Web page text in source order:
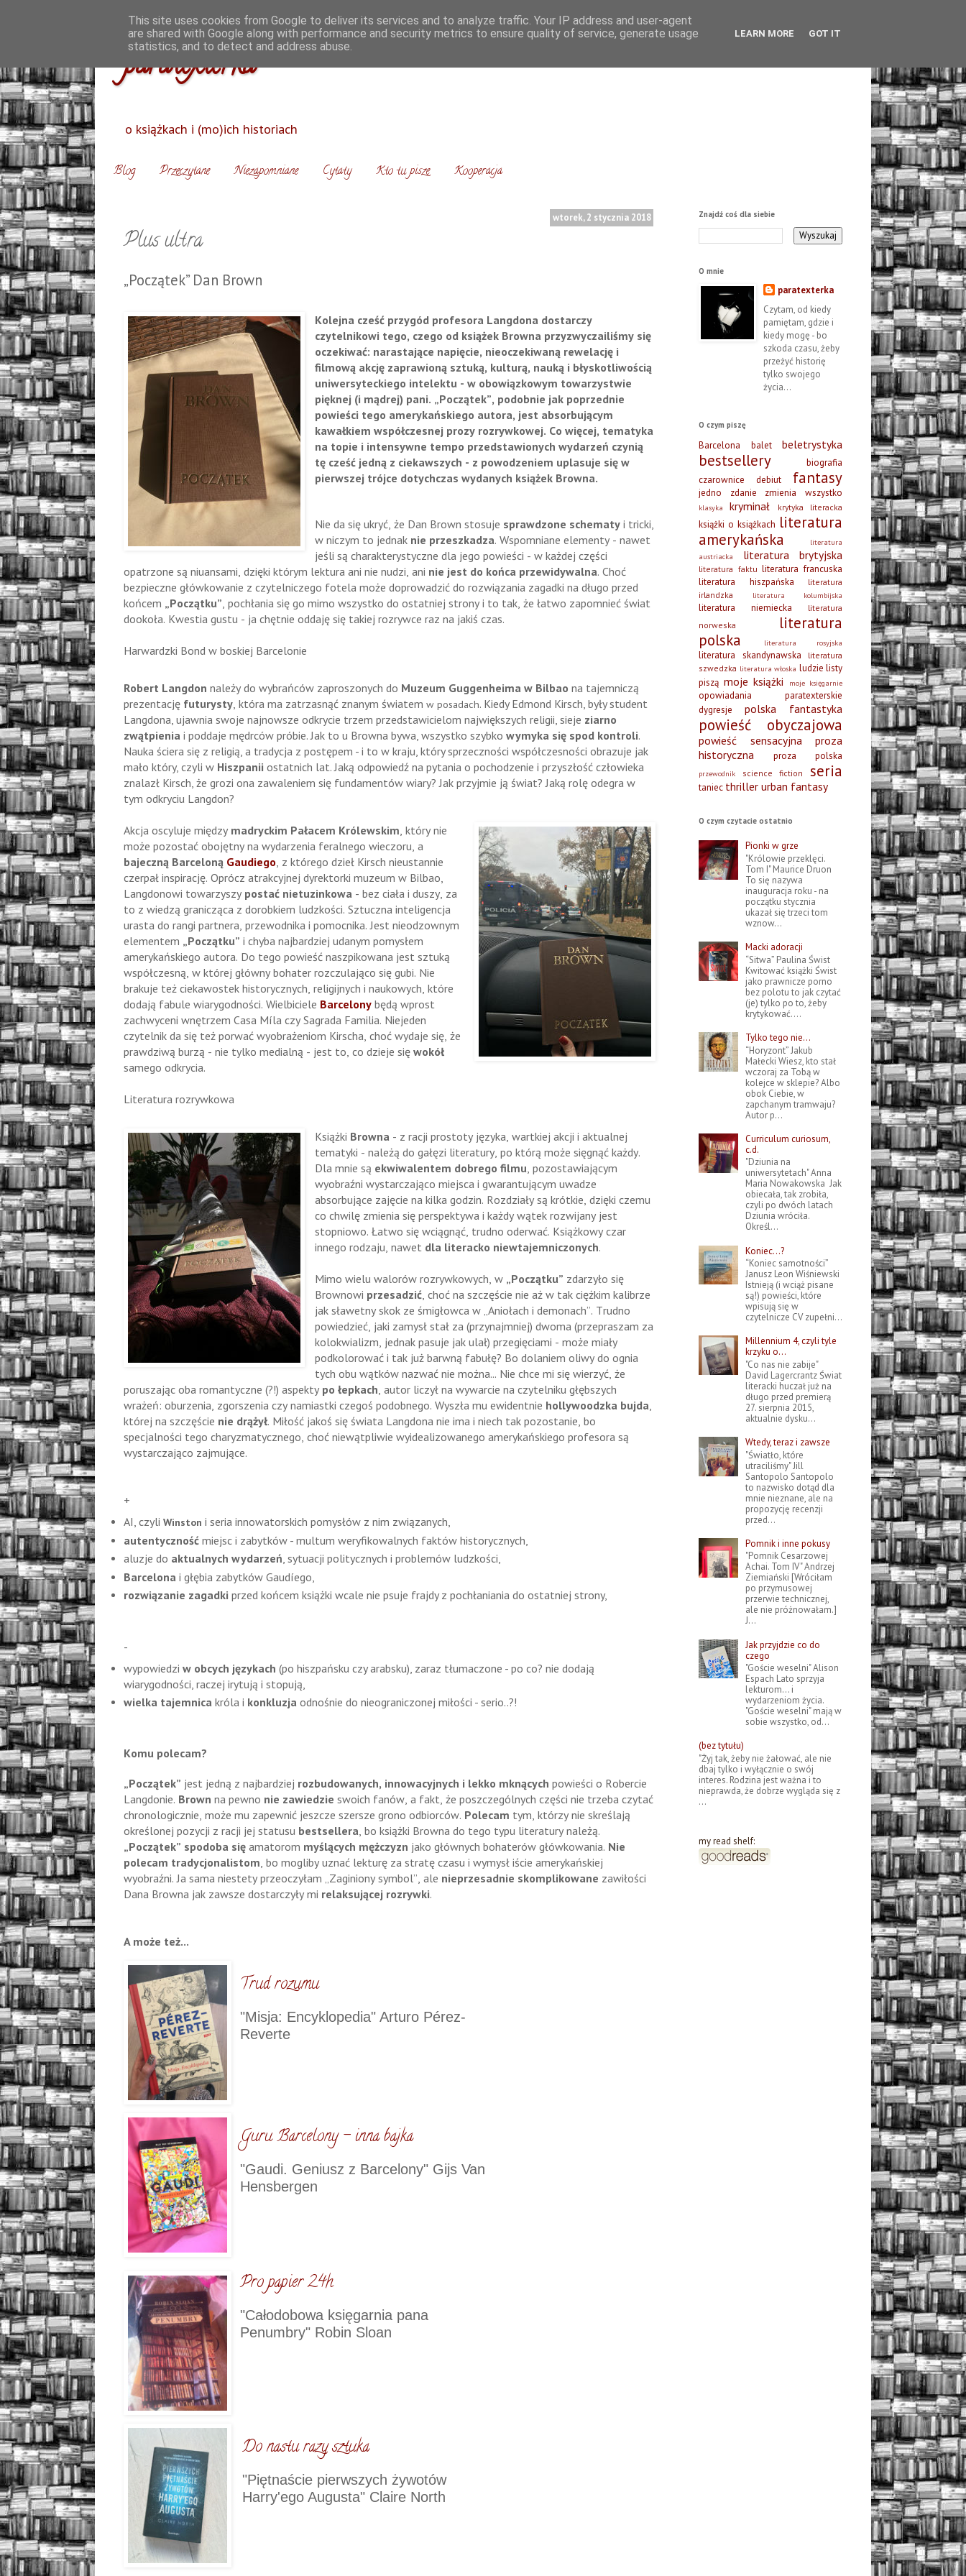
paratexterka
o książkach i (mo)ich historiach
Blog Przeczytane Niezapomniane Cytaty Kto tu pisze Kooperacja
wtorek, 2 stycznia 2018
Plus ultra
„Początek” Dan Brown
Kolejna cześć przygód profesora Langdona dostarczy
czytelnikowi tego, czego od książek Browna przyzwyczailiśmy się
oczekiwać: narastające napięcie, nieoczekiwaną rewelację i
filmową akcję zaprawioną sztuką, kulturą, nauką i błyskotliwością
uniwersyteckiego intelektu - w obowiązkowym towarzystwie
pięknej (i mądrej) pani. „Początek”, podobnie jak poprzednie
powieści tego amerykańskiego autora, jest absorbującym
kawałkiem współczesnej prozy rozrywkowej. Co więcej, tematyka
na topie i intensywne tempo przedstawionych wydarzeń czynią
tę cześć jedną z ciekawszych - z powodzeniem uplasuje się w
pierwszej trójce dotychczas wydanych książek Browna.
Nie da się ukryć, że Dan Brown stosuje sprawdzone schematy i tricki,
w niczym to jednak nie przeszkadza. Wspomniane elementy - nawet
jeśli są charakterystyczne dla jego powieści - w każdej części
opatrzone są niuansami, dzięki którym lektura ani nie nudzi, ani nie jest do końca przewidywalna. Choć
bezpieczne główkowanie z czytelniczego fotela może doprowadzić do rozwiązania zagadki na długo przed
końcem „Początku”, pochłania się go mimo wszystko do ostatniej strony i to tak, że łatwo zapomnieć świat
dookoła. Kwestia gustu - ja chętnie oddaję się takiej rozrywce raz na jakiś czas.
Harwardzki Bond w boskiej Barcelonie
Robert Langdon należy do wybrańców zaproszonych do Muzeum Guggenheima w Bilbao na tajemniczą
prezentację futurysty, która ma zatrzasnąć znanym światem w posadach. Kiedy Edmond Kirsch, były student
Langdona, ujawnia swoje najnowsze odkrycie trzem przedstawicielom największych religii, sieje ziarno
zwątpienia i poddaje mędrców próbie. Jak to u Browna bywa, wszystko szybko wymyka się spod kontroli.
Nauka ściera się z religią, a tradycja z postępem - i to w kraju, który sprzeczności współczesności obrazuje jak
mało który, czyli w Hiszpanii ostatnich lat. Jaką odpowiedź na pytania o pochodzenie i przyszłość człowieka
znalazł Kirsch, że grozi ona zawaleniem się fundamentów wiary? Jak przyjmie ją świat? Jaką rolę odegra w
tym odkryciu Langdon?
Akcja oscyluje między madryckim Pałacem Królewskim, który nie
może pozostać obojętny na wydarzenia feralnego wieczoru, a
bajeczną Barceloną Gaudiego, z którego dzieł Kirsch nieustannie
czerpał inspirację. Oprócz atrakcyjnej dyrektorki muzeum w Bilbao,
Langdonowi towarzyszy postać nietuzinkowa - bez ciała i duszy, za
to z wiedzą granicząca z dorobkiem ludzkości. Sztuczna inteligencja
urasta do rangi partnera, przewodnika i pomocnika. Jest nieodzownym
elementem „Początku” i chyba najbardziej udanym pomysłem
amerykańskiego autora. Do tego powieść naszpikowana jest sztuką
współczesną, w której główny bohater rozczulająco się gubi. Nie
brakuje też ciekawostek historycznych, religijnych i naukowych, które
dodają fabule wiarygodności. Wielbiciele Barcelony będą wprost
zachwyceni wnętrzem Casa Míla czy Sagrada Familia. Niejeden
czytelnik da się też porwać wyobrażeniom Kirscha, choć wydaje się, że
prawdziwą burzą - nie tylko medialną - jest to, co dzieje się wokół
samego odkrycia.
Literatura rozrywkowa
Książki Browna - z racji prostoty języka, wartkiej akcji i aktualnej
tematyki - należą do gałęzi literatury, po którą może sięgnąć każdy.
Dla mnie są ekwiwalentem dobrego filmu, pozostawiającym
wyobraźni wystarczająco miejsca i gwarantującym uwadze
absorbujące zajęcie na kilka godzin. Rozdziały są krótkie, dzięki czemu
co chwilę zmienia się perspektywa i każdy wątek rozwijany jest
stopniowo. Łatwo się wciągnąć, trudno oderwać. Książkowy czar
innego rodzaju, nawet dla literacko niewtajemniczonych.
Mimo wielu walorów rozrywkowych, w „Początku” zdarzyło się
Brownowi przesadzić, choć na szczęście nie aż w tak ciężkim kalibrze
jak sławetny skok ze śmigłowca w „Aniołach i demonach”. Trudno
powiedzieć, jaki zamysł stał za (przynajmniej) dwoma (przepraszam za
kolokwializm, jednak pasuje jak ulał) przegięciami - może miały
podkolorować i tak już barwną fabułę? Bo dolaniem oliwy do ognia
tych obu wątków nazwać nie można... Nie chce mi się wierzyć, że
poruszając oba romantyczne (?!) aspekty po łepkach, autor liczył na wywarcie na czytelniku głębszych
wrażeń: oburzenia, zgorszenia czy namiastki czegoś podobnego. Wyszła mu ewidentnie hollywoodzka bujda,
której na szczęście nie drążył. Miłość jakoś się świata Langdona nie ima i niech tak pozostanie, bo
specjalności tego charyzmatycznego, choć niewątpliwie wyidealizowanego amerykańskiego profesora są
wystarczająco zajmujące.
+
AI, czyli Winston i seria innowatorskich pomysłów z nim związanych,
autentyczność miejsc i zabytków - multum weryfikowalnych faktów historycznych,
aluzje do aktualnych wydarzeń, sytuacji politycznych i problemów ludzkości,
Barcelona i głębia zabytków Gaudíego,
rozwiązanie zagadki przed końcem książki wcale nie psuje frajdy z pochłaniania do ostatniej strony,
-
wypowiedzi w obcych językach (po hiszpańsku czy arabsku), zaraz tłumaczone - po co? nie dodają
wiarygodności, raczej irytują i stopują,
wielka tajemnica króla i konkluzja odnośnie do nieograniczonej miłości - serio..?!
Komu polecam?
„Początek” jest jedną z najbardziej rozbudowanych, innowacyjnych i lekko mknących powieści o Robercie
Langdonie. Brown na pewno nie zawiedzie swoich fanów, a fakt, że poszczególnych części nie trzeba czytać
chronologicznie, może mu zapewnić jeszcze szersze grono odbiorców. Polecam tym, którzy nie skreślają
określonej pozycji z racji jej statusu bestsellera, bo książki Browna do tego typu literatury należą.
„Początek” spodoba się amatorom myślących mężczyzn jako głównych bohaterów główkowania. Nie
polecam tradycjonalistom, bo mogliby uznać lekturę za stratę czasu i wymysł iście amerykańskiej
wyobraźni. Ja sama niestety przeoczyłam „Zaginiony symbol”, ale nieprzesadnie skomplikowane zawiłości
Dana Browna jak zawsze dostarczyły mi relaksującej rozrywki.
A może też...
Trud rozumu
"Misja: Encyklopedia" Arturo Pérez-
Reverte
Guru Barcelony - inna bajka
"Gaudi. Geniusz z Barcelony" Gijs Van
Hensbergen
Pro papier 24h
"Całodobowa księgarnia pana
Penumbry" Robin Sloan
Do nastu razy sztuka
"Piętnaście pierwszych żywotów
Harry'ego Augusta" Claire North
Znajdź coś dla siebie
O mnie
paratexterka
Czytam, od kiedy
pamiętam, gdzie i
kiedy mogę - bo
szkoda czasu, żeby
przeżyć historię
tylko swojego
życia...
O czym piszę
Barcelona balet beletrystyka
bestsellery
biografia
czarownice
debiut fantasy
jedno zdanie zmienia wszystko
klasyka kryminał krytyka literacka
książki o książkach literatura
amerykańska
literatura
austriacka
literatura brytyjska
literatura faktu literatura francuska
literatura hiszpańska
literatura
irlandzka
literatura kolumbijska
literatura niemiecka
literatura
norweska
literatura
polska
literatura rosyjska
literatura skandynawska
literatura
szwedzka literatura włoska ludzie listy
piszą moje książki moje księgarnie
opowiadania
paratexterskie
dygresje
polska fantastyka
powieść obyczajowa
powieść sensacyjna
proza
historyczna
proza polska
przewodnik science fiction seria
taniec thriller urban fantasy
O czym czytacie ostatnio
Pionki w grze
"Królowie przeklęci.
Tom I" Maurice Druon
To się nazywa
inauguracja roku - na
początku stycznia
ukazał się trzeci tom
wznow...
Macki adoracji
“Sitwa” Paulina Świst
Kwitować książki Świst
jako prawnicze porno
bez polotu to jak czytać
(je) tylko po to, żeby
krytykować....
Tylko tego nie…
“Horyzont” Jakub
Małecki Wiesz, kto stał
wczoraj za Tobą w
kolejce w sklepie? Albo
obok Ciebie, w
zapchanym tramwaju?
Autor p...
Curriculum curiosum,
c.d.
"Dziunia na
uniwersytetach" Anna
Maria Nowakowska Jak
obiecała, tak zrobiła,
czyli po dwóch latach
Dziunia wróciła.
Określ...
Koniec…?
“Koniec samotności”
Janusz Leon Wiśniewski
Istnieją (i wciąż pisane
są!) powieści, które
wpisują się w
czytelnicze CV zupełni...
Millennium 4, czyli tyle
krzyku o...
"Co nas nie zabije"
David Lagercrantz Świat
literacki huczał już na
długo przed premierą
27. sierpnia 2015,
aktualnie dysku...
Wtedy, teraz i zawsze
"Światło, które
utraciliśmy" Jill
Santopolo Santopolo
to nazwisko dotąd dla
mnie nieznane, ale na
propozycję recenzji
przed...
Pomnik i inne pokusy
"Pomnik Cesarzowej
Achai. Tom IV" Andrzej
Ziemiański [Wróciłam
po przymusowej
przerwie technicznej,
ale nie próżnowałam.]
J...
Jak przyjdzie co do
czego
"Goście weselni" Alison
Espach Lato sprzyja
lekturom... i
wydarzeniom życia.
"Goście weselni" mają w
sobie wszystko, od...
(bez tytułu)
"Żyj tak, żeby nie żałować, ale nie
dbaj tylko i wyłącznie o swój
interes. Rodzina jest ważna i to
nieprawda, że dobrze wygląda się z
...
my read shelf:
This site uses cookies from Google to deliver its services and to analyze traffic. Your IP address and user-agent
are shared with Google along with performance and security metrics to ensure quality of service, generate usage
statistics, and to detect and address abuse.
LEARN MORE GOT IT